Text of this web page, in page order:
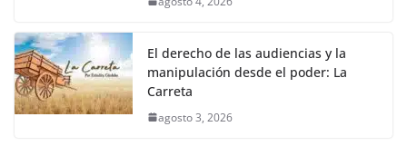
El derecho de las audiencias y la
manipulación desde el poder: La
Carreta
agosto 3, 2026